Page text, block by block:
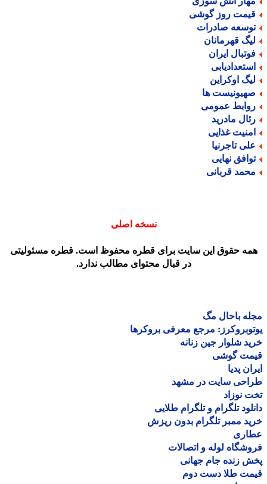
روز گوشی
صادرات
قهرمانان
ایران
اوکراین
ها
عمومی
مادرید
غذایی
تاجرنیا
نهایی
قربانی
نسخه اصلی
حقوق این سایت برای قطره محفوظ است. قطره مسئولیتی
در قبال محتوای مطالب ندارد.
باحال مگ
مرجع معرفی بروکرها
شلوار جین زنانه
گوشی
پدیا
سایت در مشهد
نوزاد
تلگرام و تلگرام طلایی
ممبر تلگرام بدون ریزش
لوله و اتصالات
زنده جام جهانی
طلا دست دوم